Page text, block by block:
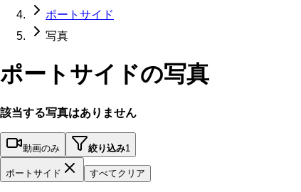
ポートサイド
写真
ポートサイドの写真
該当する写真はありません
動画のみ 絞り込み1
ポートサイド すべてクリア